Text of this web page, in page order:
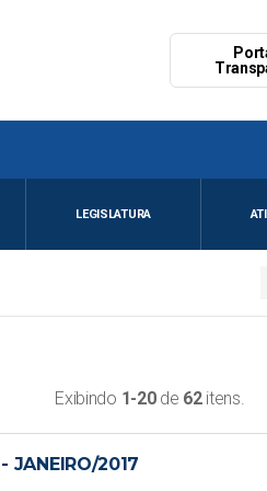
LEGISLATURA
Exibindo 1-20de 62itens.
JANEIRO/2017